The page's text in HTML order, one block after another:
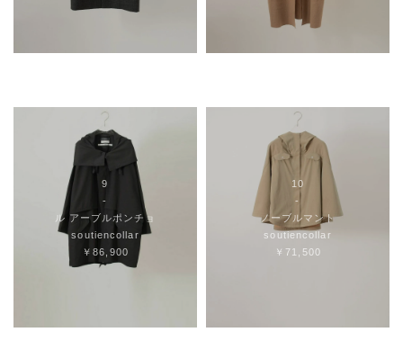
9
-
ル アーブルポンチョ
soutiencollar
￥86,900
10
-
ノーブルマント
soutiencollar
￥71,500